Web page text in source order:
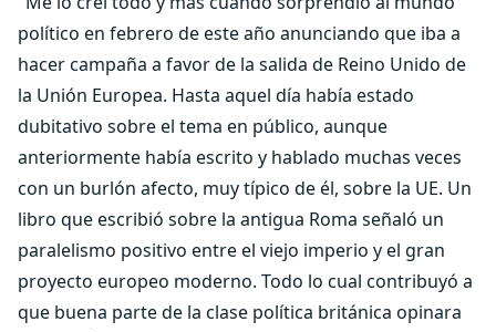
político en febrero de este año anunciando que iba a
hacer campaña a favor de la salida de Reino Unido de
la Unión Europea. Hasta aquel día había estado
dubitativo sobre el tema en público, aunque
anteriormente había escrito y hablado muchas veces
con un burlón afecto, muy típico de él, sobre la UE. Un
libro que escribió sobre la antigua Roma señaló un
paralelismo positivo entre el viejo imperio y el gran
proyecto europeo moderno. Todo lo cual contribuyó a
que buena parte de la clase política británica opinara